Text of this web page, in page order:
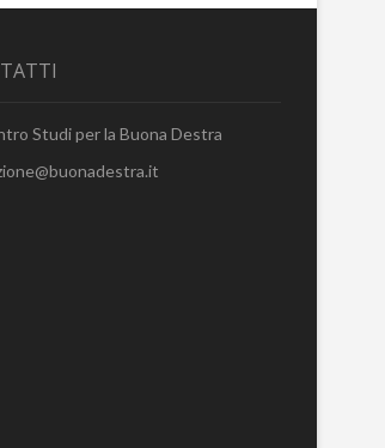
Studi per la Buona Destra